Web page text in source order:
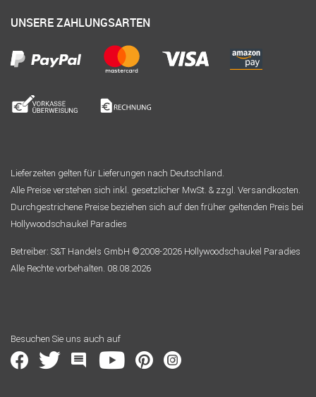
UNSERE ZAHLUNGSARTEN
Lieferzeiten gelten für Lieferungen nach Deutschland.
Alle Preise verstehen sich inkl. gesetzlicher MwSt. & zzgl. Versandkosten.
Durchgestrichene Preise beziehen sich auf den früher geltenden Preis bei
Hollywoodschaukel Paradies
Betreiber: S&T Handels GmbH ©2008-2026 Hollywoodschaukel Paradies
Alle Rechte vorbehalten. 08.08.2026
Besuchen Sie uns auch auf